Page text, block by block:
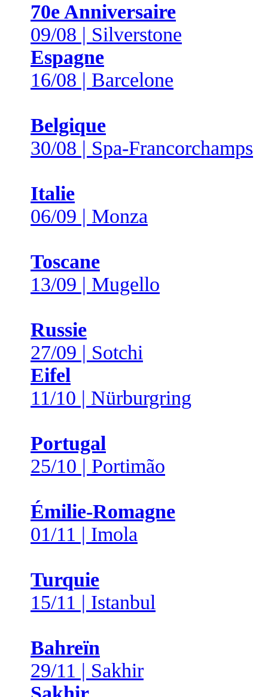
70e Anniversaire
09/08 | Silverstone
Espagne
16/08 | Barcelone
Belgique
30/08 | Spa-Francorchamps
Italie
06/09 | Monza
Toscane
13/09 | Mugello
Russie
27/09 | Sotchi
Eifel
11/10 | Nürburgring
Portugal
25/10 | Portimão
Émilie-Romagne
01/11 | Imola
Turquie
15/11 | Istanbul
Bahreïn
29/11 | Sakhir